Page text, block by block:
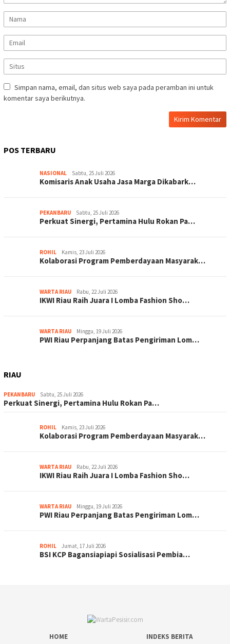
Simpan nama, email, dan situs web saya pada peramban ini untuk
komentar saya berikutnya.
POS TERBARU
NASIONAL Sabtu, 25 Juli 2026
Komisaris Anak Usaha Jasa Marga Dikabark…
PEKANBARU Sabtu, 25 Juli 2026
Perkuat Sinergi, Pertamina Hulu Rokan Pa…
ROHIL Kamis, 23 Juli 2026
Kolaborasi Program Pemberdayaan Masyarak…
WARTA RIAU Rabu, 22 Juli 2026
IKWI Riau Raih Juara I Lomba Fashion Sho…
WARTA RIAU Minggu, 19 Juli 2026
PWI Riau Perpanjang Batas Pengiriman Lom…
RIAU
PEKANBARU Sabtu, 25 Juli 2026
Perkuat Sinergi, Pertamina Hulu Rokan Pa…
ROHIL Kamis, 23 Juli 2026
Kolaborasi Program Pemberdayaan Masyarak…
WARTA RIAU Rabu, 22 Juli 2026
IKWI Riau Raih Juara I Lomba Fashion Sho…
WARTA RIAU Minggu, 19 Juli 2026
PWI Riau Perpanjang Batas Pengiriman Lom…
ROHIL Jumat, 17 Juli 2026
BSI KCP Bagansiapiapi Sosialisasi Pembia…
HOME INDEKS BERITA